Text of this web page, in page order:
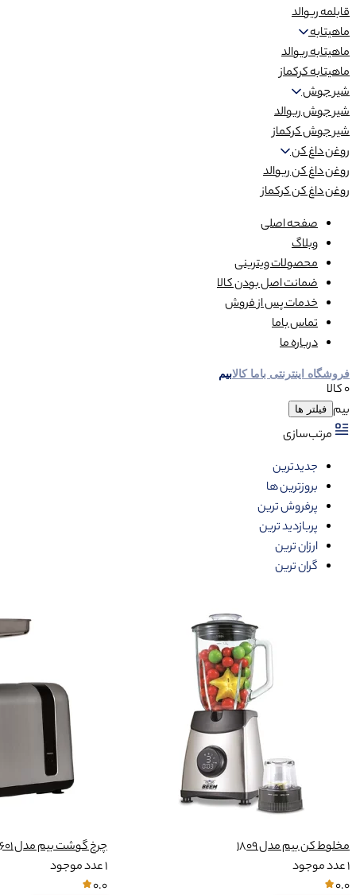
قابلمه ریوالد
ماهیتابه
ماهیتابه ریوالد
ماهیتابه کرکماز
شیر جوش
شیر جوش ریوالد
شیر جوش کرکماز
روغن داغ کن
روغن داغ کن ریوالد
روغن داغ کن کرکماز
صفحه اصلی
وبلاگ
محصولات ویترینی
ضمانت اصل بودن کالا
خدمات پس از فروش
تماس باما
درباره ما
فروشگاه اینترنتی باما کالابیم
0 کالا
بیم فیلتر ها
مرتب‌سازی
جدیدترین
بروزترین ها
پرفروش ترین
پربازدید ترین
ارزان ترین
گران ترین
مخلوط کن بیم مدل 1809
1عدد موجود
0.0
چرخ گوشت بیم مدل 1601
1عدد موجود
0.0